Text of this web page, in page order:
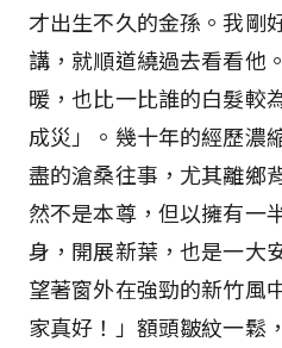
才出生不久的金孫。我剛
講，就順道繞過去看看他
暖，也比一比誰的白髮較
成災」。幾十年的經歷濃
盡的滄桑往事，尤其離鄉
然不是本尊，但以擁有一
身，開展新葉，也是一大
望著窗外在強勁的新竹風
家真好！」額頭皺紋一鬆